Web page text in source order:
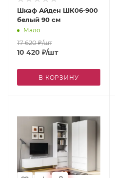
Шкаф Айден ШК06-900
белый 90 см
Мало
17 620₽/шт
10 420 ₽/шт
В КОРЗИНУ